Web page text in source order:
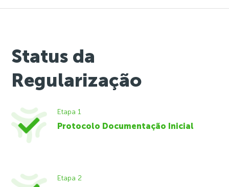
Status da
Regularização
Etapa 1
Protocolo Documentação Inicial
Etapa 2